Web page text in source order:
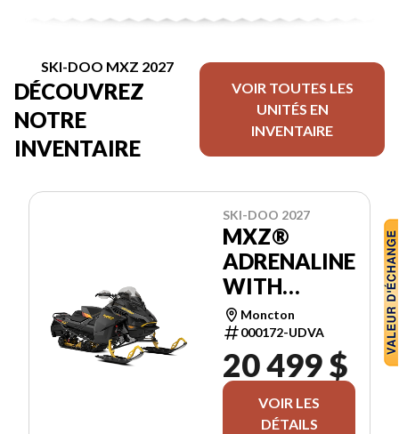
SKI-DOO MXZ 2027
DÉCOUVREZ
NOTRE
INVENTAIRE
VOIR TOUTES LES
UNITÉS EN
INVENTAIRE
SKI-DOO 2027
MXZ®
ADRENALINE
WITH
BLIZZARD
PACKAGE
850 E-TEC®
Moncton
000172-UDVA
20 499 $
VOIR LES
DÉTAILS